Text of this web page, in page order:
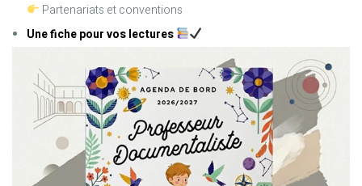
Partenariats et conventions
Une fiche pour vos lectures